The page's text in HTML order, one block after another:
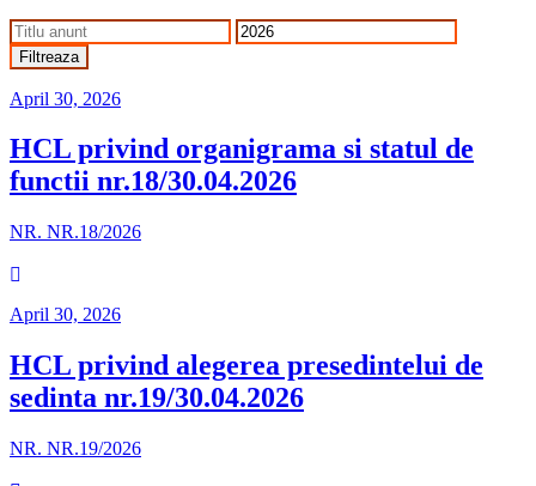
Filtreaza
April 30, 2026
HCL privind organigrama si statul de
functii nr.18/30.04.2026
NR. NR.18/2026
April 30, 2026
HCL privind alegerea presedintelui de
sedinta nr.19/30.04.2026
NR. NR.19/2026